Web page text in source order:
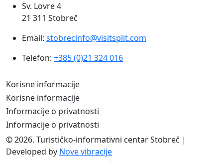
Sv. Lovre 4
21 311 Stobreč
Email: stobrecinfo@visitsplit.com
Telefon: +385 (0)21 324 016
Korisne informacije
Korisne informacije
Informacije o privatnosti
Informacije o privatnosti
© 2026. Turističko-informativni centar Stobreč |
Developed by Nove vibracije